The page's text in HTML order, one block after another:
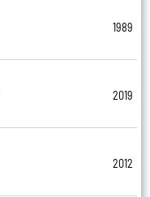
1989
2019
2012